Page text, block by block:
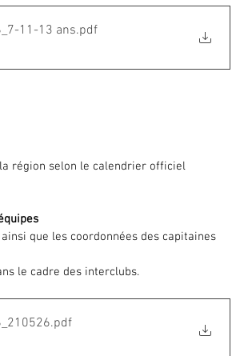
11-13 ans.pdf
région selon le calendrier officiel
que les coordonnées des capitaines
le cadre des interclubs.
.pdf